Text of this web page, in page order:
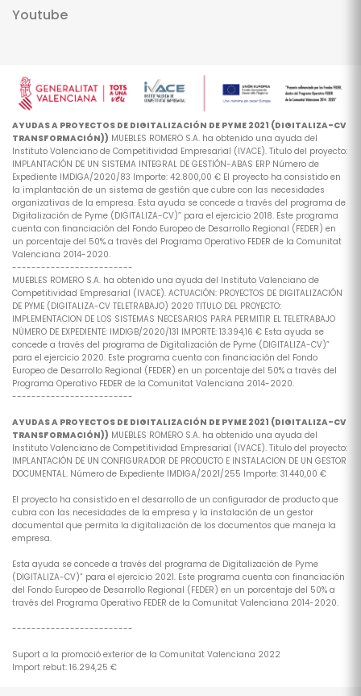
Youtube
AYUDAS A PROYECTOS DE DIGITALIZACIÓN DE PYME 2021 (DIGITALIZA-CV
TRANSFORMACIÓN)) MUEBLES ROMERO S.A. ha obtenido una ayuda del
Instituto Valenciano de Competitividad Empresarial (IVACE). Titulo del proyecto:
IMPLANTACIÓN DE UN SISTEMA INTEGRAL DE GESTIÓN-ABAS ERP Número de
Expediente IMDIGA/2020/83 Importe: 42.800,00 € El proyecto ha consistido en
la implantación de un sistema de gestión que cubre con las necesidades
organizativas de la empresa. Esta ayuda se concede a través del programa de
Digitalización de Pyme (DIGITALIZA-CV)” para el ejercicio 2018. Este programa
cuenta con financiación del Fondo Europeo de Desarrollo Regional (FEDER) en
un porcentaje del 50% a través del Programa Operativo FEDER de la Comunitat
Valenciana 2014-2020.
-------------------------
MUEBLES ROMERO S.A. ha obtenido una ayuda del Instituto Valenciano de
Competitividad Empresarial (IVACE). ACTUACIÓN: PROYECTOS DE DIGITALIZACIÓN
DE PYME (DIGITALIZA-CV TELETRABAJO) 2020 TITULO DEL PROYECTO:
IMPLEMENTACION DE LOS SISTEMAS NECESARIOS PARA PERMITIR EL TELETRABAJO
NÚMERO DE EXPEDIENTE: IMDIGB/2020/131 IMPORTE: 13.394,16 € Esta ayuda se
concede a través del programa de Digitalización de Pyme (DIGITALIZA-CV)”
para el ejercicio 2020. Este programa cuenta con financiación del Fondo
Europeo de Desarrollo Regional (FEDER) en un porcentaje del 50% a través del
Programa Operativo FEDER de la Comunitat Valenciana 2014-2020.
-------------------------
AYUDAS A PROYECTOS DE DIGITALIZACIÓN DE PYME 2021 (DIGITALIZA-CV
TRANSFORMACIÓN)) MUEBLES ROMERO S.A. ha obtenido una ayuda del
Instituto Valenciano de Competitividad Empresarial (IVACE). Titulo del proyecto:
IMPLANTACIÓN DE UN CONFIGURADOR DE PRODUCTO E INSTALACION DE UN GESTOR
DOCUMENTAL. Número de Expediente IMDIGA/2021/255 Importe: 31.440,00 €
El proyecto ha consistido en el desarrollo de un configurador de producto que
cubra con las necesidades de la empresa y la instalación de un gestor
documental que permita la digitalización de los documentos que maneja la
empresa.
Esta ayuda se concede a través del programa de Digitalización de Pyme
(DIGITALIZA-CV)” para el ejercicio 2021. Este programa cuenta con financiación
del Fondo Europeo de Desarrollo Regional (FEDER) en un porcentaje del 50% a
través del Programa Operativo FEDER de la Comunitat Valenciana 2014-2020.
-------------------------
Suport a la promoció exterior de la Comunitat Valenciana 2022
Import rebut: 16.294,25 €